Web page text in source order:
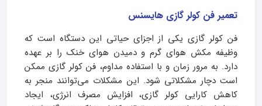
تعمیر فن کولر گازی هایسنس
فن کولر گازی یکی از اجزای حیاتی این دستگاه است که
وظیفه مکش هوای گرم و دمیدن هوای خنک را بر عهده
دارد. به مرور زمان و با استفاده مداوم، فن کولر گازی ممکن
است دچار مشکلاتی شود. این مشکلات می‌توانند منجر به
کاهش کارایی کولر گازی، افزایش مصرف انرژی، ایجاد